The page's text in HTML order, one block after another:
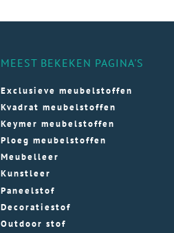
MEEST BEKEKEN PAGINA'S
Exclusieve meubelstoffen
Kvadrat meubelstoffen
Keymer meubelstoffen
Ploeg meubelstoffen
Meubelleer
Kunstleer
Paneelstof
Decoratiestof
Outdoor stof